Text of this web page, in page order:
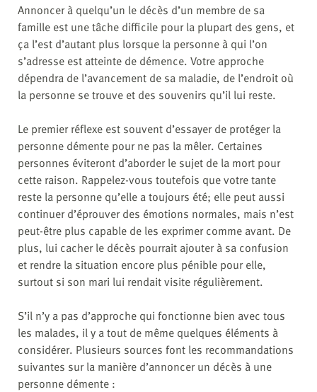
Annoncer à quelqu’un le décès d’un membre de sa
famille est une tâche difficile pour la plupart des gens, et
ça l’est d’autant plus lorsque la personne à qui l’on
s’adresse est atteinte de démence. Votre approche
dépendra de l’avancement de sa maladie, de l’endroit où
la personne se trouve et des souvenirs qu’il lui reste.
Le premier réflexe est souvent d’essayer de protéger la
personne démente pour ne pas la mêler. Certaines
personnes éviteront d’aborder le sujet de la mort pour
cette raison. Rappelez-vous toutefois que votre tante
reste la personne qu’elle a toujours été; elle peut aussi
continuer d’éprouver des émotions normales, mais n’est
peut-être plus capable de les exprimer comme avant. De
plus, lui cacher le décès pourrait ajouter à sa confusion
et rendre la situation encore plus pénible pour elle,
surtout si son mari lui rendait visite régulièrement.
S’il n’y a pas d’approche qui fonctionne bien avec tous
les malades, il y a tout de même quelques éléments à
considérer. Plusieurs sources font les recommandations
suivantes sur la manière d’annoncer un décès à une
personne démente :